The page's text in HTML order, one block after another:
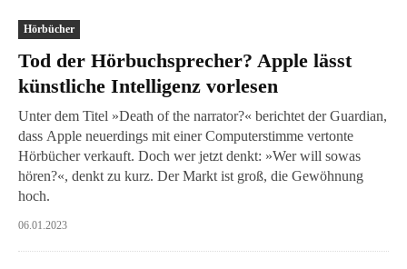
Hörbücher
Tod der Hörbuchsprecher? Apple lässt
künstliche Intelligenz vorlesen
Unter dem Titel »Death of the narrator?« berichtet der Guardian,
dass Apple neuerdings mit einer Computerstimme vertonte
Hörbücher verkauft. Doch wer jetzt denkt: »Wer will sowas
hören?«, denkt zu kurz. Der Markt ist groß, die Gewöhnung
hoch.
06.01.2023